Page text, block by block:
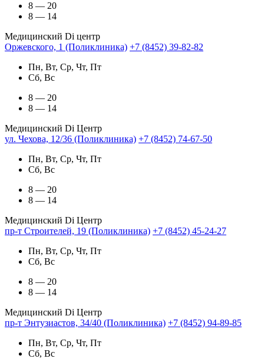
8 — 20
8 — 14
Медицинский Di центр
Оржевского, 1 (Поликлиника) +7 (8452) 39-82-82
Пн, Вт, Ср, Чт, Пт
Сб, Вс
8 — 20
8 — 14
Медицинский Di Центр
ул. Чехова, 12/36 (Поликлиника) +7 (8452) 74-67-50
Пн, Вт, Ср, Чт, Пт
Сб, Вс
8 — 20
8 — 14
Медицинский Di Центр
пр-т Строителей, 19 (Поликлиника) +7 (8452) 45-24-27
Пн, Вт, Ср, Чт, Пт
Сб, Вс
8 — 20
8 — 14
Медицинский Di Центр
пр-т Энтузиастов, 34/40 (Поликлиника) +7 (8452) 94-89-85
Пн, Вт, Ср, Чт, Пт
Сб, Вс